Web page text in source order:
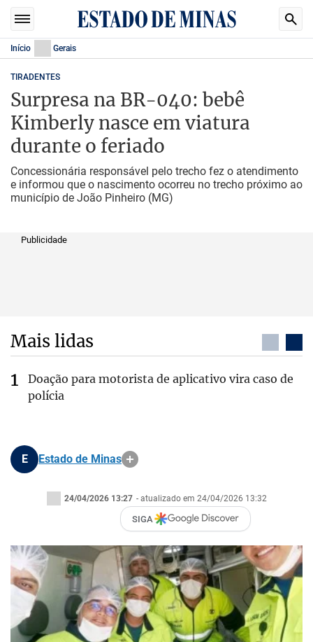
Início Gerais
TIRADENTES
Surpresa na BR-040: bebê
Kimberly nasce em viatura
durante o feriado
Concessionária responsável pelo trecho fez o atendimento
e informou que o nascimento ocorreu no trecho próximo ao
município de João Pinheiro (MG)
Publicidade
Mais lidas
Doação para motorista de aplicativo vira caso de
polícia
E Estado de Minas
24/04/2026 13:27 - atualizado em 24/04/2026 13:32
SIGA